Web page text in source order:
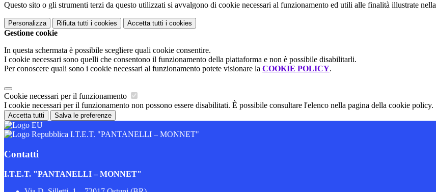
Questo sito o gli strumenti terzi da questo utilizzati si avvalgono di cookie necessari al funzionamento ed utili alle finalità illustrate nella
Personalizza Rifiuta tutti i cookies Accetta tutti i cookies
Gestione cookie
In questa schermata è possibile scegliere quali cookie consentire.
I cookie necessari sono quelli che consentono il funzionamento della piattaforma e non è possibile disabilitarli.
Per conoscere quali sono i cookie necessari al funzionamento potete visionare la COOKIE POLICY.
Cookie necessari per il funzionamento
I cookie necessari per il funzionamento non possono essere disabilitati. È possibile consultare l'elenco nella pagina della cookie policy.
Accetta tutti Salva le preferenze
I.T.E.T. "PANTANELLI – MONNET"
Contatti
I.T.E.T. "PANTANELLI – MONNET"